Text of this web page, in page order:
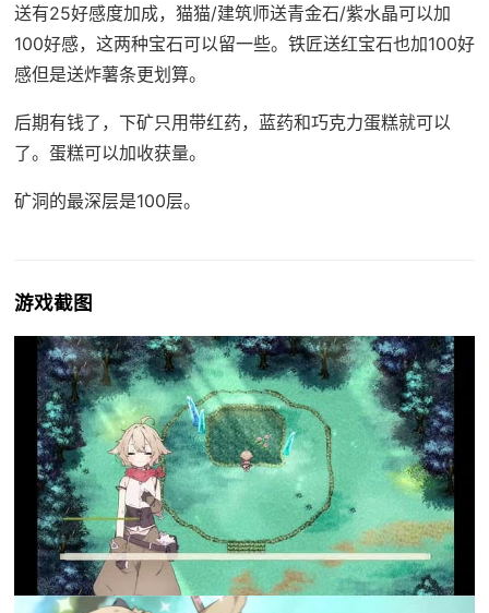
送有25好感度加成，猫猫/建筑师送青金石/紫水晶可以加
100好感，这两种宝石可以留一些。铁匠送红宝石也加100好
感但是送炸薯条更划算。
后期有钱了，下矿只用带红药，蓝药和巧克力蛋糕就可以
了。蛋糕可以加收获量。
矿洞的最深层是100层。
游戏截图